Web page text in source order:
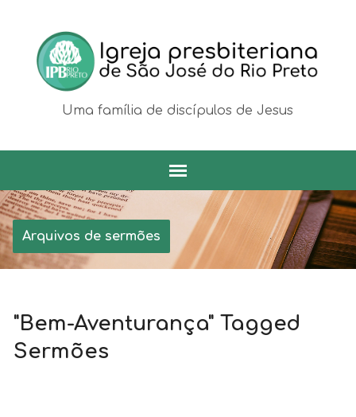
Uma família de discípulos de Jesus
Arquivos de sermões
"Bem-Aventurança" Tagged
Sermões